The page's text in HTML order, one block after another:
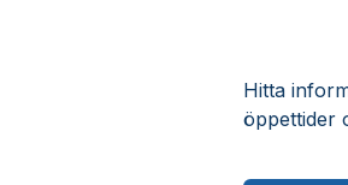
Hitta
öppettider